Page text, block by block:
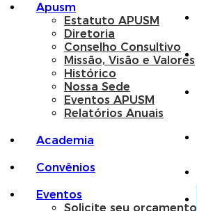
Apusm
Estatuto APUSM
Diretoria
Conselho Consultivo
Missão, Visão e Valores
Histórico
Nossa Sede
Eventos APUSM
Relatórios Anuais
Academia
Convênios
Eventos
Solicite seu orçamento